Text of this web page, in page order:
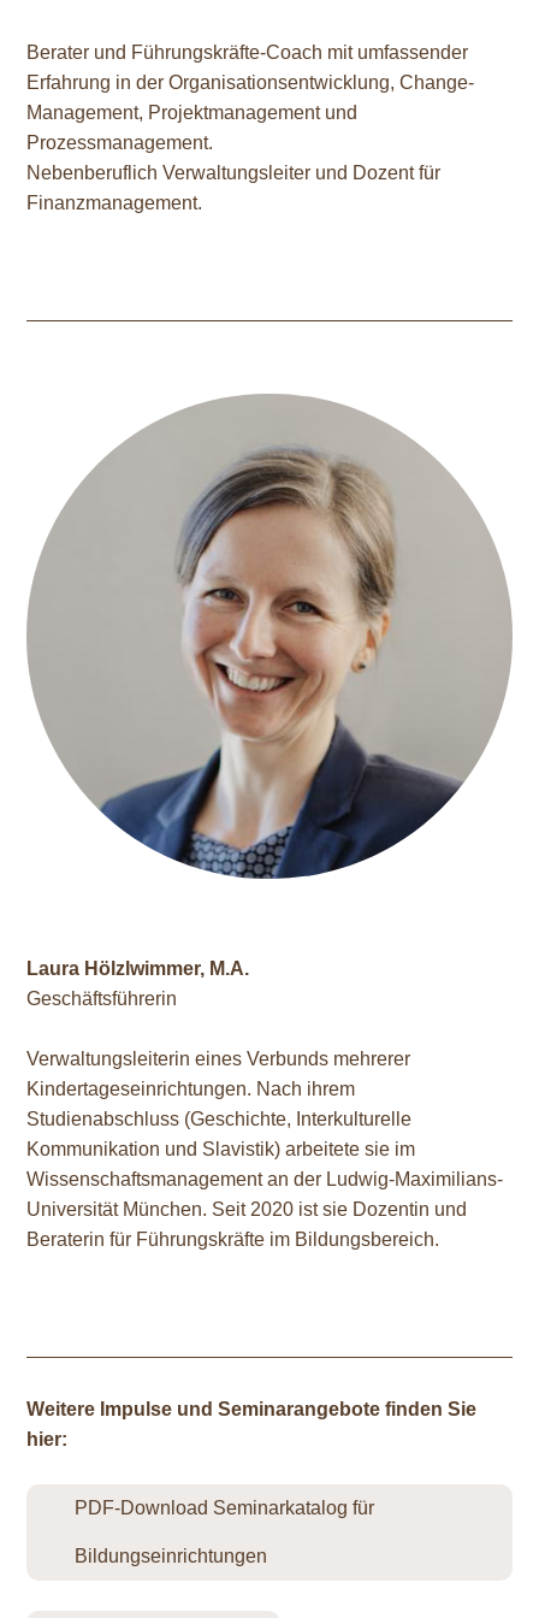
Berater und Führungskräfte-Coach mit umfassender
Erfahrung in der Organisationsentwicklung, Change-
Management, Projektmanagement und
Prozessmanagement.
Nebenberuflich Verwaltungsleiter und Dozent für
Finanzmanagement.
Laura Hölzlwimmer, M.A.
Geschäftsführerin
Verwaltungsleiterin eines Verbunds mehrerer
Kindertageseinrichtungen. Nach ihrem
Studienabschluss (Geschichte, Interkulturelle
Kommunikation und Slavistik) arbeitete sie im
Wissenschaftsmanagement an der Ludwig-Maximilians-
Universität München. Seit 2020 ist sie Dozentin und
Beraterin für Führungskräfte im Bildungsbereich.
Weitere Impulse und Seminarangebote finden Sie
hier:
PDF-Download Seminarkatalog für
Bildungseinrichtungen